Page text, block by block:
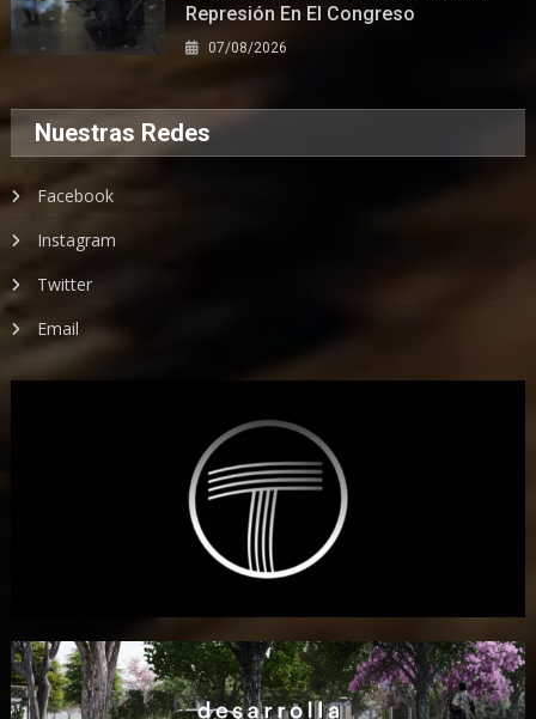
Represión En El Congreso
07/08/2026
Nuestras Redes
Facebook
Instagram
Twitter
Email